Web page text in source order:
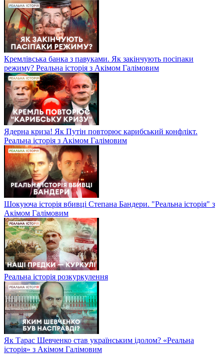
Кремлівська банка з павуками. Як закінчують посіпаки
режиму? Реальна історія з Акімом Галімовим
Ядерна криза! Як Путін повторює карибський конфлікт.
Реальна історія з Акімом Галімовим
Шокуюча історія вбивці Степана Бандери. "Реальна історія" з
Акімом Галімовим
Реальна історія розкуркулення
Як Тарас Шевченко став українським ідолом? «Реальна
історія» з Акімом Галімовим